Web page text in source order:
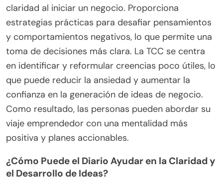
claridad al iniciar un negocio. Proporciona
estrategias prácticas para desafiar pensamientos
y comportamientos negativos, lo que permite una
toma de decisiones más clara. La TCC se centra
en identificar y reformular creencias poco útiles, lo
que puede reducir la ansiedad y aumentar la
confianza en la generación de ideas de negocio.
Como resultado, las personas pueden abordar su
viaje emprendedor con una mentalidad más
positiva y planes accionables.
¿Cómo Puede el Diario Ayudar en la Claridad y
el Desarrollo de Ideas?